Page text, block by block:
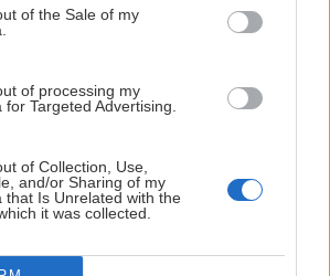
of the Sale of my
of processing my
Targeted Advertising.
of Collection, Use,
and/or Sharing of my
that Is Unrelated with the
it was collected.
Cyklo Turistika
Via ferrata
inšpirácie a praktické info pre
sezóne. O horských a iných
roku 2015